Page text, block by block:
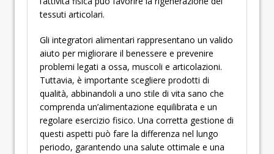
tessuti articolari.
Gli integratori alimentari rappresentano un valido
aiuto per migliorare il benessere e prevenire
problemi legati a ossa, muscoli e articolazioni.
Tuttavia, è importante scegliere prodotti di
qualità, abbinandoli a uno stile di vita sano che
comprenda un’alimentazione equilibrata e un
regolare esercizio fisico. Una corretta gestione di
questi aspetti può fare la differenza nel lungo
periodo, garantendo una salute ottimale e una